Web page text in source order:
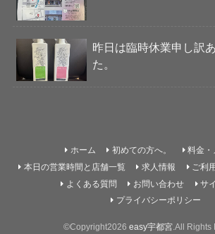
昨日は臨時休業申し訳
た。
ホーム 初めての方へ。
料金・
本日の営業時間と店舗一覧
求人情報
ご利
よくある質問
お問い合わせ
サ
プライバシーポリシー
©Copyright2026 easy宇都宮.All Rights